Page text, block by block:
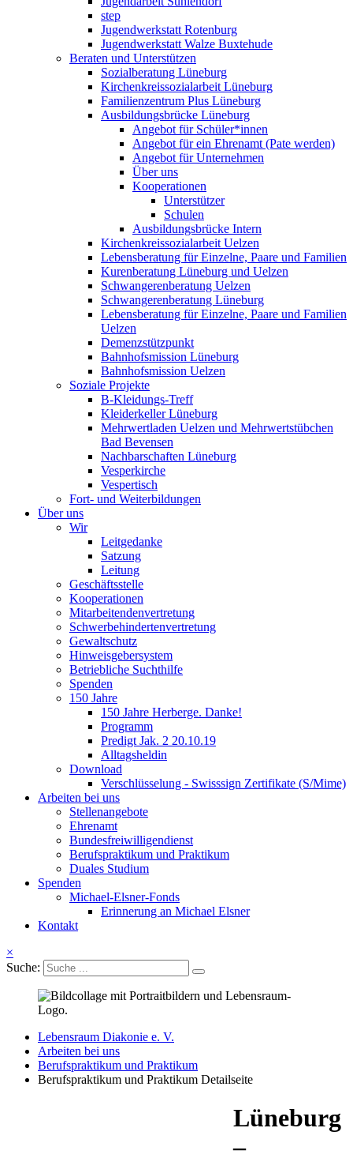
step
Jugendwerkstatt Rotenburg
Jugendwerkstatt Walze Buxtehude
Beraten und Unterstützen
Sozialberatung Lüneburg
Kirchenkreissozialarbeit Lüneburg
Familienzentrum Plus Lüneburg
Ausbildungsbrücke Lüneburg
Angebot für Schüler*innen
Angebot für ein Ehrenamt (Pate werden)
Angebot für Unternehmen
Über uns
Kooperationen
Unterstützer
Schulen
Ausbildungsbrücke Intern
Kirchenkreissozialarbeit Uelzen
Lebensberatung für Einzelne, Paare und Familien
Kurenberatung Lüneburg und Uelzen
Schwangerenberatung Uelzen
Schwangerenberatung Lüneburg
Lebensberatung für Einzelne, Paare und Familien
Uelzen
Demenzstützpunkt
Bahnhofsmission Lüneburg
Bahnhofsmission Uelzen
Soziale Projekte
B-Kleidungs-Treff
Kleiderkeller Lüneburg
Mehrwertladen Uelzen und Mehrwertstübchen
Bad Bevensen
Nachbarschaften Lüneburg
Vesperkirche
Vespertisch
Fort- und Weiterbildungen
Über uns
Wir
Leitgedanke
Satzung
Leitung
Geschäftsstelle
Kooperationen
Mitarbeitendenvertretung
Schwerbehindertenvertretung
Gewaltschutz
Hinweisgebersystem
Betriebliche Suchthilfe
Spenden
150 Jahre
150 Jahre Herberge. Danke!
Programm
Predigt Jak. 2 20.10.19
Alltagsheldin
Download
Verschlüsselung - Swisssign Zertifikate (S/Mime)
Arbeiten bei uns
Stellenangebote
Ehrenamt
Bundesfreiwilligendienst
Berufspraktikum und Praktikum
Duales Studium
Spenden
Michael-Elsner-Fonds
Erinnerung an Michael Elsner
Kontakt
×
Suche:
Lebensraum Diakonie e. V.
Arbeiten bei uns
Berufspraktikum und Praktikum
Berufspraktikum und Praktikum Detailseite
Lüneburg
–